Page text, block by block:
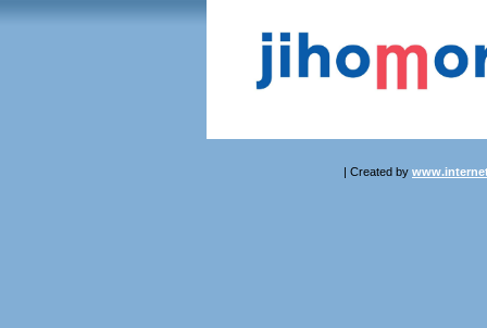
| Created by